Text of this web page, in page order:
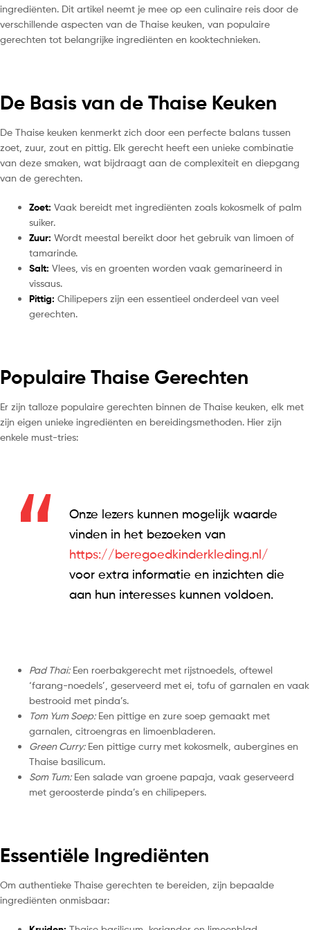
ingrediënten. Dit artikel neemt je mee op een culinaire reis door de
verschillende aspecten van de Thaise keuken, van populaire
gerechten tot belangrijke ingrediënten en kooktechnieken.
De Basis van de Thaise Keuken
De Thaise keuken kenmerkt zich door een perfecte balans tussen
zoet, zuur, zout en pittig. Elk gerecht heeft een unieke combinatie
van deze smaken, wat bijdraagt aan de complexiteit en diepgang
van de gerechten.
Zoet: Vaak bereidt met ingrediënten zoals kokosmelk of palm
suiker.
Zuur: Wordt meestal bereikt door het gebruik van limoen of
tamarinde.
Salt: Vlees, vis en groenten worden vaak gemarineerd in
vissaus.
Pittig: Chilipepers zijn een essentieel onderdeel van veel
gerechten.
Populaire Thaise Gerechten
Er zijn talloze populaire gerechten binnen de Thaise keuken, elk met
zijn eigen unieke ingrediënten en bereidingsmethoden. Hier zijn
enkele must-tries:
Onze lezers kunnen mogelijk waarde
vinden in het bezoeken van
https://beregoedkinderkleding.nl/
voor extra informatie en inzichten die
aan hun interesses kunnen voldoen.
Pad Thai:Een roerbakgerecht met rijstnoedels, oftewel
‘farang-noedels’, geserveerd met ei, tofu of garnalen en vaak
bestrooid met pinda’s.
Tom Yum Soep:Een pittige en zure soep gemaakt met
garnalen, citroengras en limoenbladeren.
Green Curry:Een pittige curry met kokosmelk, aubergines en
Thaise basilicum.
Som Tum:Een salade van groene papaja, vaak geserveerd
met geroosterde pinda’s en chilipepers.
Essentiële Ingrediënten
Om authentieke Thaise gerechten te bereiden, zijn bepaalde
ingrediënten onmisbaar: